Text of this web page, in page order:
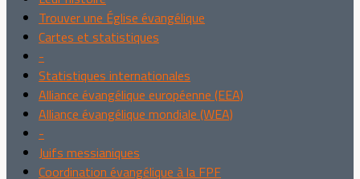
Trouver une Église évangélique
Cartes et statistiques
-
Statistiques internationales
Alliance évangélique européenne (EEA)
Alliance évangélique mondiale (WEA)
-
Juifs messianiques
Coordination évangélique à la FPF